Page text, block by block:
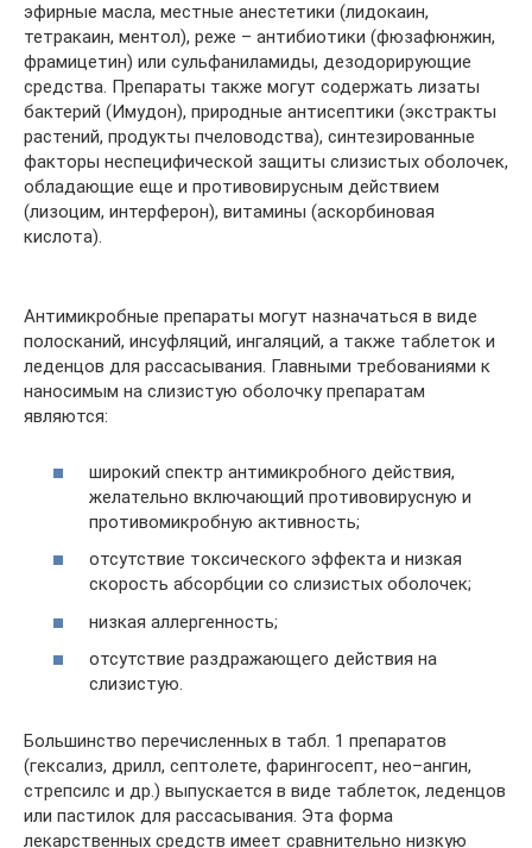
эфирные масла, местные анестетики (лидокаин,
тетракаин, ментол), реже – антибиотики (фюзафюнжин,
фрамицетин) или сульфаниламиды, дезодорирующие
средства. Препараты также могут содержать лизаты
бактерий (Имудон), природные антисептики (экстракты
растений, продукты пчеловодства), синтезированные
факторы неспецифической защиты слизистых оболочек,
обладающие еще и противовирусным действием
(лизоцим, интерферон), витамины (аскорбиновая
кислота).
Антимикробные препараты могут назначаться в виде
полосканий, инсуфляций, ингаляций, а также таблеток и
леденцов для рассасывания. Главными требованиями к
наносимым на слизистую оболочку препаратам
являются:
широкий спектр антимикробного действия,
желательно включающий противовирусную и
противомикробную активность;
отсутствие токсического эффекта и низкая
скорость абсорбции со слизистых оболочек;
низкая аллергенность;
отсутствие раздражающего действия на
слизистую.
Большинство перечисленных в табл. 1 препаратов
(гексализ, дрилл, септолете, фарингосепт, нео–ангин,
стрепсилс и др.) выпускается в виде таблеток, леденцов
или пастилок для рассасывания. Эта форма
лекарственных средств имеет сравнительно низкую